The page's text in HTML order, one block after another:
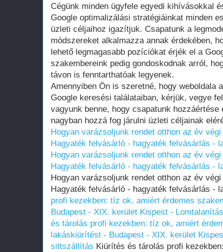
Cégünk minden ügyfele egyedi kihívásokkal
Google optimalizálási stratégiáinkat minden
üzleti céljaihoz igazítjuk. Csapatunk a
módszereket alkalmazza annak érdekében,
lehető legmagasabb pozíciókat érjék el a
szakembereink pedig gondoskodnak arról,
távon is fenntarthatóak legyenek.
Amennyiben Ön is szeretné, hogy weboldala
Google keresési találataiban, kérjük, vegye
vagyunk benne, hogy csapatunk
nagyban hozzá fog járulni üzleti céljainak
Hogyan varázsoljunk rendet otthon az év
Hagyaték felvásárló - hagyaték felvásárlás -
Hogyan varázsoljunk rendet otthon az év
Hagyaték felvásárló - hagyaték felvásárlás -
Hogyan varázsoljunk rendet otthon az év
Hagyaték felvásárló - hagyaték felvásárlás -
profi kezekben: tíz ok, amiért érdemes
Budapest - XIX. kerület Kispest -
és tárolás profi kezekben: tíz ok, amiért
lakáskiürítést - Budapest - XIX. kerület
sittszállítás Kiürítés és tárolás profi